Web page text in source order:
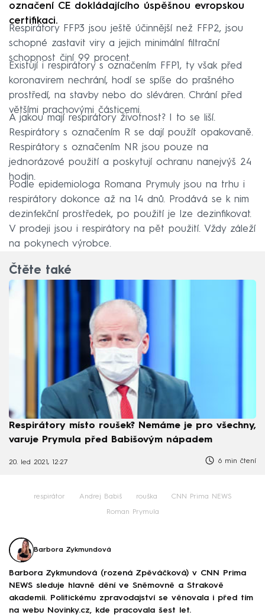
označení CE dokládajícího úspěšnou evropskou
certifikaci.
Respirátory FFP3 jsou ještě účinnější než FFP2, jsou
schopné zastavit viry a jejich minimální filtrační
schopnost činí 99 procent.
Existují i respirátory s označením FFP1, ty však před
koronavirem nechrání, hodí se spíše do prašného
prostředí, na stavby nebo do sléváren. Chrání před
většími prachovými částicemi.
A jakou mají respirátory životnost? I to se liší.
Respirátory s označením R se dají použít opakovaně.
Respirátory s označením NR jsou pouze na
jednorázové použití a poskytují ochranu nanejvýš 24
hodin.
Podle epidemiologa Romana Prymuly jsou na trhu i
respirátory dokonce až na 14 dnů. Prodává se k nim
dezinfekční prostředek, po použití je lze dezinfikovat.
V prodeji jsou i respirátory na pět použití. Vždy záleží
na pokynech výrobce.
Čtěte také
Respirátory místo roušek? Nemáme je pro všechny,
varuje Prymula před Babišovým nápadem
20. led 2021, 12:27 6 min čtení
respirátor Andrej Babiš rouška CNN Prima NEWS
Roman Prymula
Barbora Zykmundová
Barbora Zykmundová (rozená Zpěváčková) v CNN Prima
NEWS sleduje hlavně dění ve Sněmovně a Strakově
akademii. Politickému zpravodajství se věnovala i před tím
na webu Novinky.cz, kde pracovala šest let.